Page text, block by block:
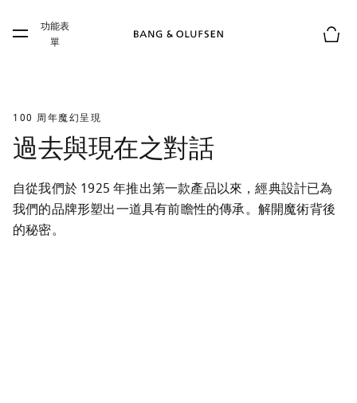
Skip to main footer
功能表
單
100 周年魔幻呈現
過去與現在之對話
自從我們於 1925 年推出第一款產品以來，經典設計已為
我們的品牌形塑出一道具有前瞻性的傳承。解開魔術背後
的秘密。